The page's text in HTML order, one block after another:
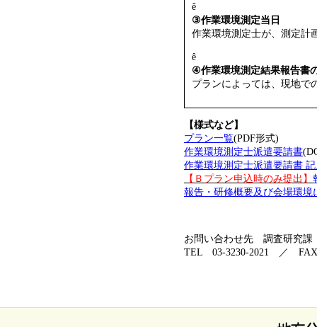
ê
③作業環境測定当日
作業環境測定士が、測定計
ê
④作業環境測定結果報告書
プランによっては、現地で
【様式など】
プラン一覧(PDF形式)
作業環境測定士派遣要請書
作業環境測定士派遣要請書
【Ｂプラン申込時のみ提出】
報告・研修概要及び会場環
お問い合わせ先 調査研究課
TEL 03-3230-2021 ／ FAX